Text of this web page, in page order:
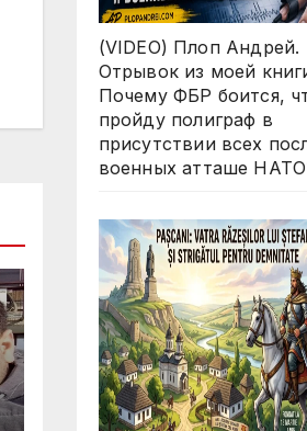
(VIDEO) Плоп Андрей.
Отрывок из моей
Почему ФБР боится,
пройду полиграф в
присутствии всех
военных атташе